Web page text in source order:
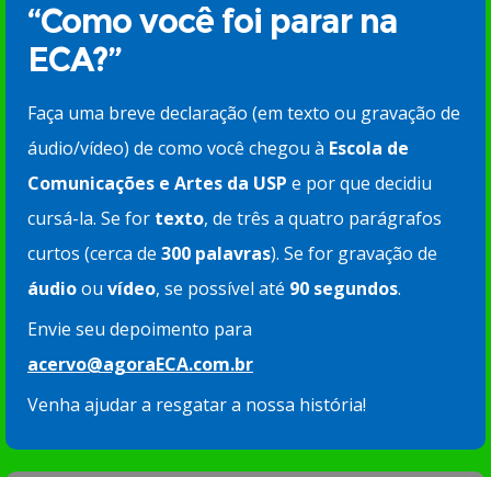
“Como você foi parar na
ECA?”
Faça uma breve declaração (em texto ou gravação de
áudio/vídeo) de como você chegou à Escola de
Comunicações e Artes da USP e por que decidiu
cursá-la. Se for texto, de três a quatro parágrafos
curtos (cerca de 300 palavras). Se for gravação de
áudioou vídeo, se possível até 90 segundos.
Envie seu depoimento para
acervo@agoraECA.com.br
Venha ajudar a resgatar a nossa história!